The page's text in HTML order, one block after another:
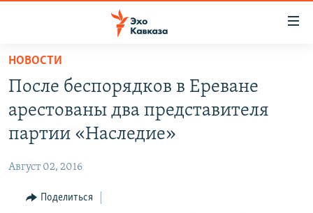
Вернуться
основному
содержанию
Вернутся
главной
навигации
Вернутся
СУХУМИ
ВЕСЬ КАВКАЗ
СЕВЕРНЫЙ КАВКАЗ
ТЕМЫ
НОВОСТИ
После беспорядков в Ереване
арестованы два представителя
партии «Наследие»
Август 02, 2016
Поделиться